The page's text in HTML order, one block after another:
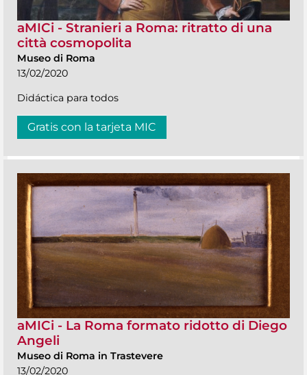
aMICi - Stranieri a Roma: ritratto di una
città cosmopolita
Museo di Roma
13/02/2020
Didáctica para todos
Gratis con la tarjeta MIC
aMICi - La Roma formato ridotto di Diego
Angeli
Museo di Roma in Trastevere
13/02/2020